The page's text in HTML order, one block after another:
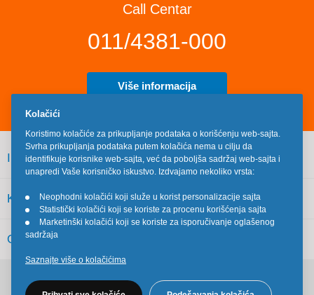
Call Centar
011/4381-000
Više informacija
INFORMACIJE
KORISNIČKI SERVIS
OSTALO
Kolačići
Koristimo kolačiće za prikupljanje podataka o korišćenju web-sajta.
Svrha prikupljanja podataka putem kolačića nema u cilju da
identifikuje korisnike web-sajta, već da poboljša sadržaj web-sajta i
unapredi Vaše korisničko iskustvo. Izdvajamo nekoliko vrsta:
•
Neophodni kolačići koji služe u korist personalizacije sajta
•
Statistički kolačići koji se koriste za procenu korišćenja sajta
•
Marketinški kolačići koji se koriste za isporučivanje oglašenog
sadržaja
Saznajte više o kolačićima